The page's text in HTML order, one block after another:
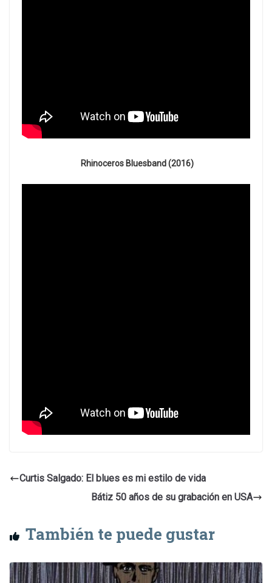
Rhinoceros Bluesband (2016)
Curtis Salgado: El blues es mi estilo de vida
Bátiz 50 años de su grabación en USA
También te puede gustar